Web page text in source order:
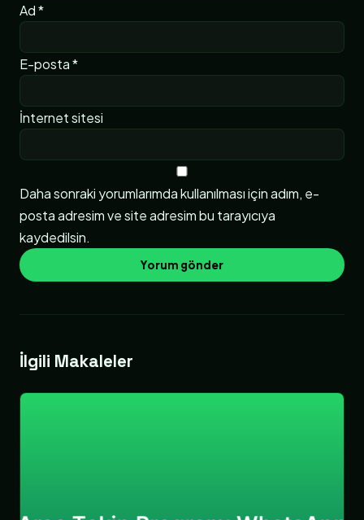
Ad*
E-posta*
İnternet sitesi
Daha sonraki yorumlarımda kullanılması için adım, e-
posta adresim ve site adresim bu tarayıcıya
kaydedilsin.
İlgili Makaleler